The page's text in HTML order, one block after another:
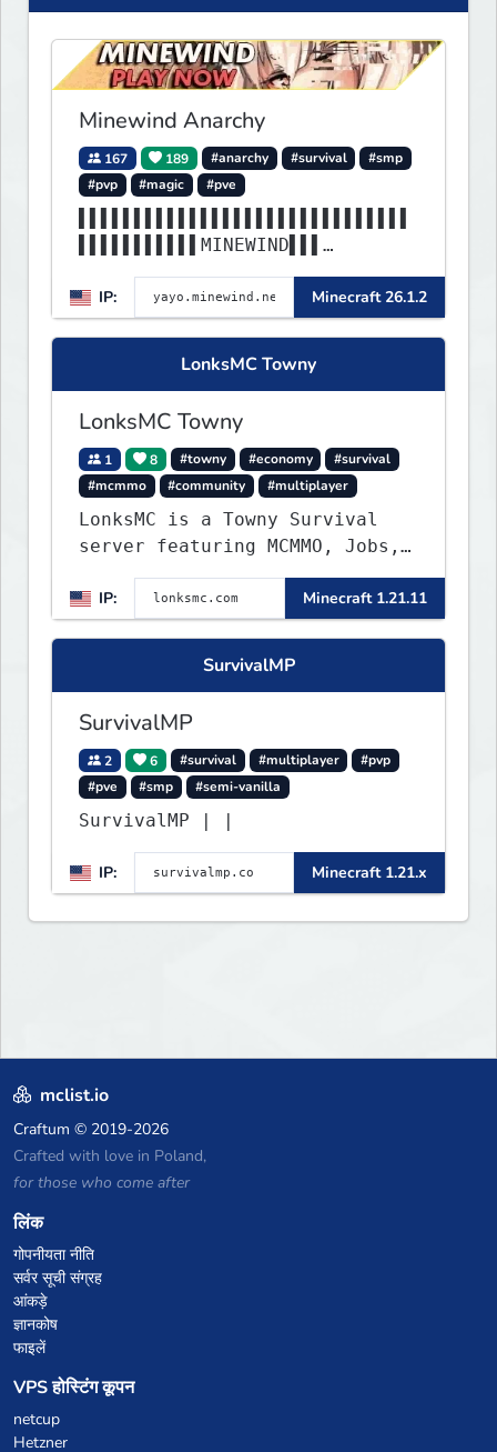
Minewind Anarchy
167 189 #anarchy #survival
#smp
#pvp
#magic #pve
▌▌▌▌▌▌▌▌▌▌▌MINEWIND▌▌▌
▌▌▌▌▌▌▌▌▌▌▌▌▌▌▌▌▌▌▌▌▌▌▌▌▌▌▌▌▌▌
▌▌▌▌▌▌▌▌▌▌▌▌▌▌▌▌▌▌▌▌▌▌
IP: Minecraft 26.1.2
LonksMC Towny
LonksMC Towny
1 8 #towny #economy
#survival
#mcmmo
#community #multiplayer
LonksMC is a Towny Survival
server featuring MCMMO, Jobs,
free rank progression, and
weekly events. We focus on a
friendly community, balanced
economy, and long-term
IP: Minecraft 1.21.11
SurvivalMP
SurvivalMP
2 6 #survival #multiplayer
#pvp
#pve
#smp #semi-vanilla
IP: Minecraft 1.21.x
mclist.io
Craftum © 2019-2026
Crafted with love in Poland,
for those who come after
लिंक
गोपनीयता नीति
सर्वर सूची संग्रह
आंकड़े
ज्ञानकोष
फाइलें
VPS होस्टिंग कूपन
netcup
Hetzner